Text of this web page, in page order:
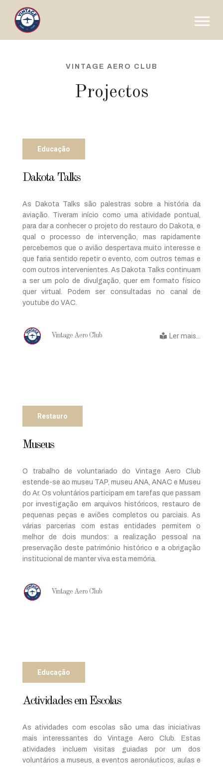
VINTAGE AERO CLUB
Projectos
Educação
Dakota Talks
As Dakota Talks são palestras sobre a história da
aviação. Tiveram início como uma atividade pontual,
para dar a conhecer o projeto do restauro do Dakota, e
qual o processo de intervenção, mas rapidamente
percebemos que o avião despertava muito interesse e
que faria sentido repetir o evento, com outros temas e
com outros intervenientes. As Dakota Talks continuam
a ser um polo de divulgação, quer em formato físico
quer virtual. Podem ser consultadas no canal de
youtube do VAC.
Vintage Aero Club Ler mais...
Restauro
Museus
O trabalho de voluntariado do Vintage Aero Club
estende-se ao museu TAP, museu ANA, ANAC e Museu
do Ar. Os voluntários participam em tarefas que passam
por investigação em arquivos históricos, restauro de
pequenas peças e aviões completos ou parciais. As
várias parcerias com estas entidades permitem o
melhor de dois mundos: a realização pessoal na
preservação deste património histórico e a obrigação
institucional de manter viva esta memória.
Vintage Aero Club
Educação
Actividades em Escolas
As atividades com escolas são uma das iniciativas
mais interessantes do Vintage Aero Club. Estas
atividades incluem visitas guiadas por um dos
voluntários a museus, a eventos aeronáuticos, aulas e